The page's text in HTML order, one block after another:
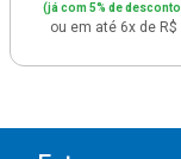
(já com 5% de desconto
ou em até 6x de R$